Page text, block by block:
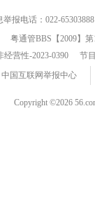
只有熬
的盛
，我要
点春色
举报电话：022-65303888
粤通管BBS【2009】
营性-2023-0390
节
中国互联网举报中心
Copyright ©2026